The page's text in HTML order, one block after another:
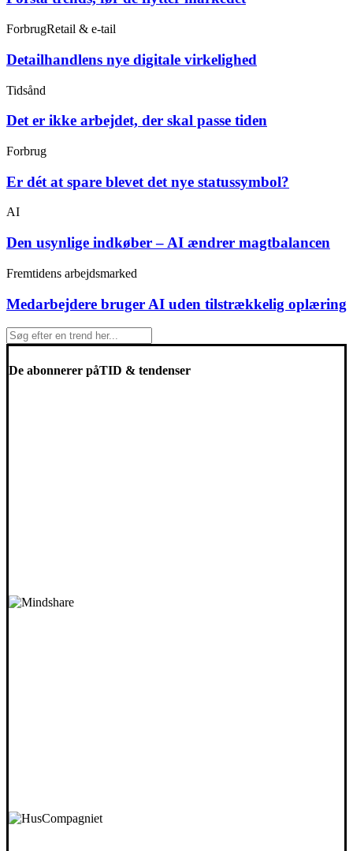
ForbrugRetail & e-tail
Detailhandlens nye digitale virkelighed
Tidsånd
Det er ikke arbejdet, der skal passe tiden
Forbrug
Er dét at spare blevet det nye statussymbol?
AI
Den usynlige indkøber – AI ændrer magtbalancen
Fremtidens arbejdsmarked
Medarbejdere bruger AI uden tilstrækkelig oplæring
De abonnerer påTID & tendenser